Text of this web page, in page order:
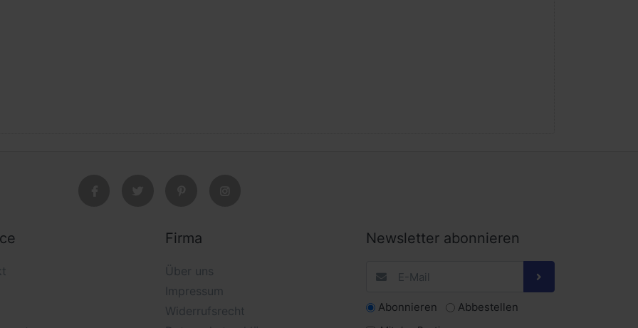
Firma
Über uns
Impressum
Widerrufsrecht
Newsletter abonnieren
Abonnieren Abbestellen